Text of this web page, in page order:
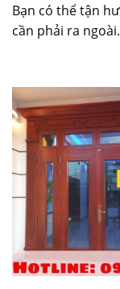
Bạn có thể tận
cần phải ra ngoài.